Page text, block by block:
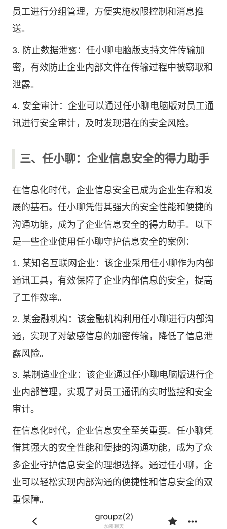
员工进行分组管理，方便实施权限控制和消息推
送。
3. 防止数据泄露：任小聊电脑版支持文件传输加
密，有效防止企业内部文件在传输过程中被窃取和
泄露。
4. 安全审计：企业可以通过任小聊电脑版对员工通
讯进行安全审计，及时发现潜在的安全风险。
三、任小聊：企业信息安全的得力助手
在信息化时代，企业信息安全已成为企业生存和发
展的基石。任小聊凭借其强大的安全性能和便捷的
沟通功能，成为了企业信息安全的得力助手。以下
是一些企业使用任小聊守护信息安全的案例：
1. 某知名互联网企业：该企业采用任小聊作为内部
通讯工具，有效保障了企业内部信息的安全，提高
了工作效率。
2. 某金融机构：该金融机构利用任小聊进行内部沟
通，实现了对敏感信息的加密传输，降低了信息泄
露风险。
3. 某制造业企业：该企业通过任小聊电脑版进行企
业内部管理，实现了对员工通讯的实时监控和安全
审计。
在信息化时代，企业信息安全至关重要。任小聊凭
借其强大的安全性能和便捷的沟通功能，成为了众
多企业守护信息安全的理想选择。通过任小聊，企
业可以轻松实现内部沟通的便捷性和信息安全的双
重保障。